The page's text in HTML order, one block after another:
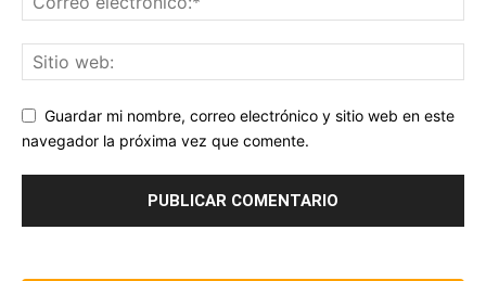
Guardar mi nombre, correo electrónico y sitio web en este
navegador la próxima vez que comente.